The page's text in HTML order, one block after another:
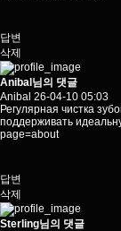
답변
삭제
Anibal님의 댓글
Anibal 26-04-10 05:03
Регулярная чистка
поддерживать
page=about
답변
삭제
Sterling님의 댓글